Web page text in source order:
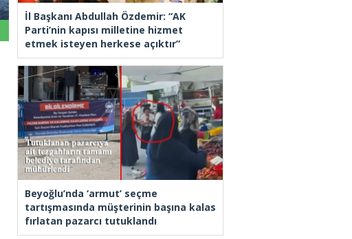
İl Başkanı Abdullah Özdemir: “AK
Parti’nin kapısı milletine hizmet
etmek isteyen herkese açıktır”
Beyoğlu’nda ‘armut’ seçme
tartışmasında müşterinin başına kalas
fırlatan pazarcı tutuklandı